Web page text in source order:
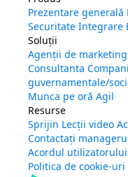
Prezentare generală
Securitate Integrare
Soluții
Agenții de
Consultanta
guvernamentale/
Munca pe oră Agil
Resurse
Sprijin Lecții video
Contactați
Acordul utilizatorului
Politica de cookie-uri